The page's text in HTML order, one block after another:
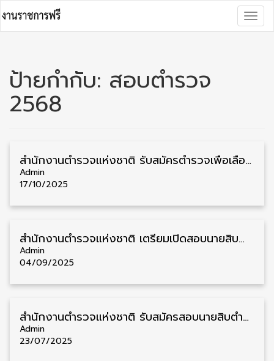
to
content
ป้ายกำกับ: สอบตำรวจ
2568
สํานักงานตํารวจแห่งชาติ รับสมัครตำรวจเพื่อเลื่อนชั้นเป็นตำรวจ ชั้นสัญญาบัตร 700 อัตรา รับสมัคร 27 ตุลาคม – 4 พฤศจิกายน
Admin
17/10/2025
สำนักงานตำรวจแห่งชาติ เตรียมเปิดสอบนายสิบตำรวจ สายอำนวยการ พิสูจน์หลักฐาน 900 อัตรา รับสมัครเร็วๆนี้
Admin
04/09/2025
สำนักงานตำรวจแห่งชาติ รับสมัครสอบนายสิบตำรวจ ประจำปี 2568 วุฒิ ม.6/ปวช. 7,550 อัตรา รับสมัคร 30 กรกฎาคม – 8 สิงหาคม
Admin
23/07/2025